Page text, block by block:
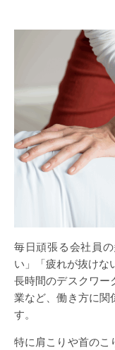
毎日頑張る会社員
い」「疲れが抜けな
長時間のデスクワー
業など、働き方に関
す。
特に肩こりや首のこ